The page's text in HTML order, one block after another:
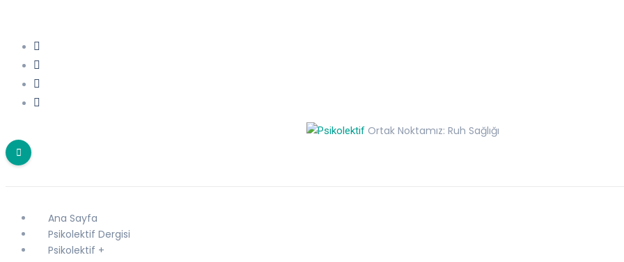
Ortak Noktamız: Ruh Sağlığı
Ana Sayfa
Psikolektif Dergisi
Psikolektif +